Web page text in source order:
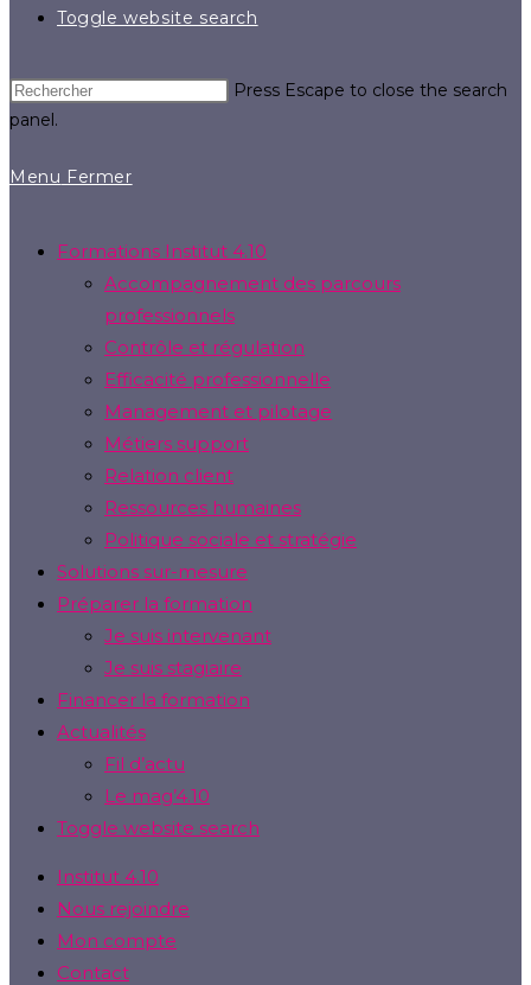
Toggle website search
Press Escape to close the search
panel.
Menu Fermer
Formations Institut 4.10
Accompagnement des parcours
professionnels
Contrôle et régulation
Efficacité professionnelle
Management et pilotage
Métiers support
Relation client
Ressources humaines
Politique sociale et stratégie
Solutions sur-mesure
Préparer la formation
Je suis intervenant
Je suis stagiaire
Financer la formation
Actualités
Fil d’actu
Le mag’4.10
Toggle website search
Institut 4.10
Nous rejoindre
Mon compte
Contact